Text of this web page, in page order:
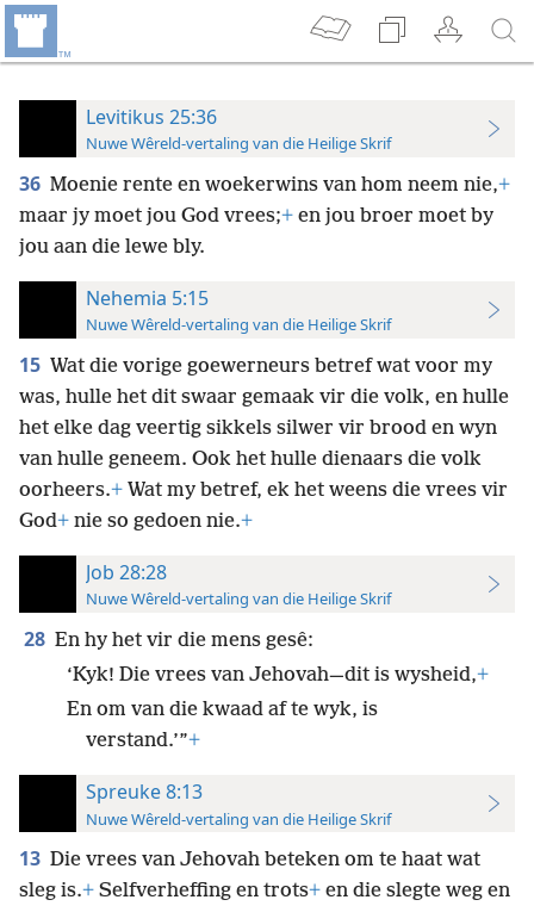
Levitikus 25:36
Nuwe Wêreld-vertaling van die Heilige Skrif
36 Moenie rente en woekerwins van hom neem nie,+
maar jy moet jou God vrees;+ en jou broer moet by
jou aan die lewe bly.
Nehemia 5:15
Nuwe Wêreld-vertaling van die Heilige Skrif
15 Wat die vorige goewerneurs betref wat voor my
was, hulle het dit swaar gemaak vir die volk, en hulle
het elke dag veertig sikkels silwer vir brood en wyn
van hulle geneem. Ook het hulle dienaars die volk
oorheers.+ Wat my betref, ek het weens die vrees vir
God+ nie so gedoen nie.+
Job 28:28
Nuwe Wêreld-vertaling van die Heilige Skrif
28 En hy het vir die mens gesê:
‘Kyk! Die vrees van Jehovah—dit is wysheid,+
En om van die kwaad af te wyk, is
verstand.’”+
Spreuke 8:13
Nuwe Wêreld-vertaling van die Heilige Skrif
13 Die vrees van Jehovah beteken om te haat wat
sleg is.+ Selfverheffing en trots+ en die slegte weg en